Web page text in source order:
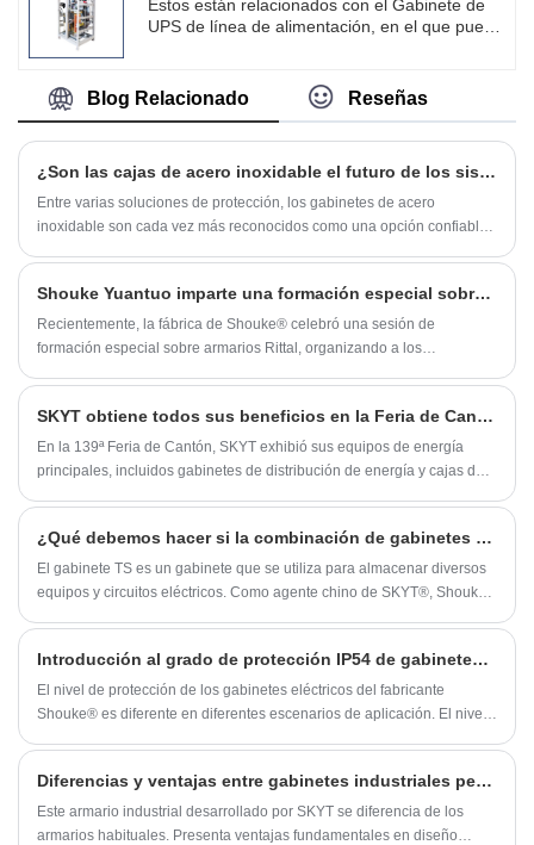
necesidades.
Estos están relacionados con el Gabinete de
UPS de línea de alimentación, en el que puede
para ayudarlo a comprender mejor nuestros
productos. SKYT es uno de los proveedores
personalización no estándar, negocios de
producción OEM, para satisfacer a los
usuarios en todo tipo de aplicaciones y
producir gabinetes UPS de línea de
alimentación de alta calidad y satisfacer todas
sus diferentes necesidades.
Blog Relacionado Reseñas
¿Son las cajas de acero inoxidable el futuro de los sistemas de protección industrial?
Entre varias soluciones de protección, los gabinetes de acero
inoxidable son cada vez más reconocidos como una opción confiable
para una amplia gama de sectores.
Shouke Yuantuo imparte una formación especial sobre armarios Rittal para impulsar la mejora de la calidad del producto
Recientemente, la fábrica de Shouke® celebró una sesión de
formación especial sobre armarios Rittal, organizando a los
objetivo identificar diferencias entre los productos propios de la
empresa y los estándares líderes de la industria a través de la
comparación, sentando las bases para mejorar la calidad de los
SKYT obtiene todos sus beneficios en la Feria de Cantón
En la 139ª Feria de Cantón, SKYT exhibió sus equipos de energía
principales, incluidos gabinetes de distribución de energía y cajas de
en el sitio. La cooperación potencial ha abarcado más de 10 países
como Australia, Egipto y Marruecos.
¿Qué debemos hacer si la combinación de gabinetes TS es limitada?
El gabinete TS es un gabinete que se utiliza para almacenar diversos
equipos y circuitos eléctricos. Como agente chino de SKYT®, Shouke®
Introducción al grado de protección IP54 de gabinetes eléctricos
El nivel de protección de los gabinetes eléctricos del fabricante
Shouke® es diferente en diferentes escenarios de aplicación. El nivel
Diferencias y ventajas entre gabinetes industriales personalizados y gabinetes estándar
Este armario industrial desarrollado por SKYT se diferencia de los
armarios habituales. Presenta ventajas fundamentales en diseño